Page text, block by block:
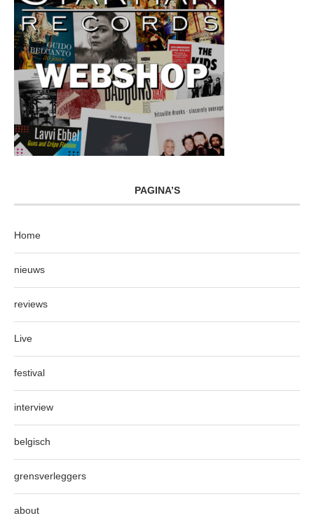
PAGINA’S
Home
nieuws
reviews
Live
festival
interview
belgisch
grensverleggers
about